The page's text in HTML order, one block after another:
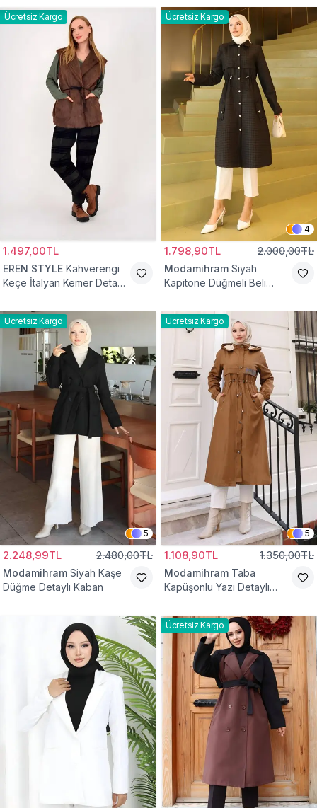
Pantolon
Ücretsiz Kargo
1.497,00TL
EREN STYLE Kahverengi
Keçe İtalyan Kemer Detaylı
Ücretsiz Kargo
4
1.798,90TL 2.000,00TL
Modamihram Siyah
Kapitone Düğmeli Beli
Ücretsiz Kargo
5
2.248,99TL 2.480,00TL
Modamihram Siyah Kaşe
Düğme Detaylı Kaban
Ücretsiz Kargo
5
1.108,90TL 1.350,00TL
Modamihram Taba
Kapüşonlu Yazı Detaylı
Ücretsiz Kargo